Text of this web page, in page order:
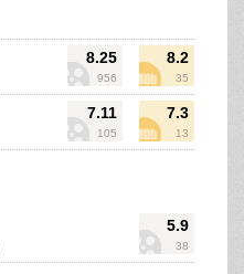
8.25
956
8.2
35
7.11
105
7.3
13
5.9
38